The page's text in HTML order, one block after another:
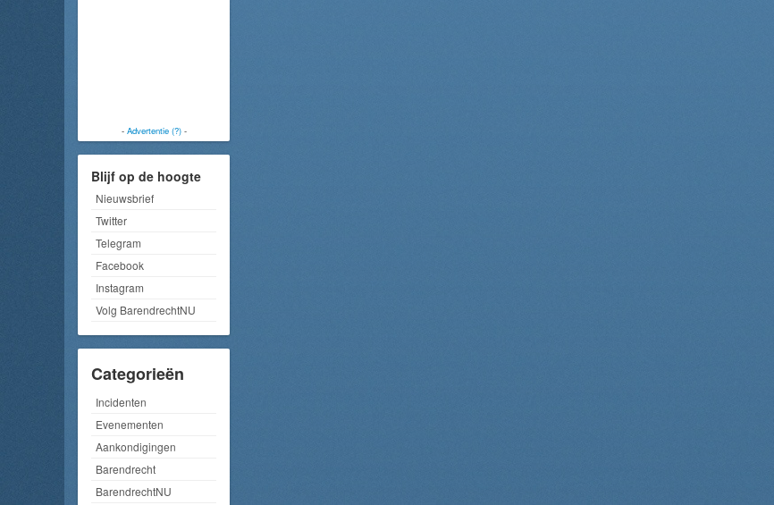
- Advertentie (?)-
Blijf op de hoogte
Nieuwsbrief
Twitter
Telegram
Facebook
Instagram
Volg BarendrechtNU
Categorieën
Incidenten
Evenementen
Aankondigingen
Barendrecht
BarendrechtNU